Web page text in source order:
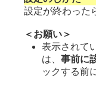
設定が終わった
＜お願い＞
表示されて
は、 事前に
ックする前